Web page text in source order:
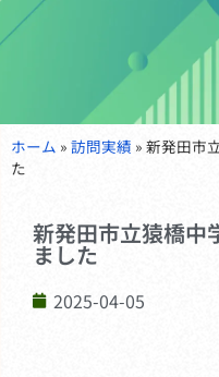
ホーム » 訪問実績 » 新発田市
た
新発田市立猿橋中
ました
2025-04-05